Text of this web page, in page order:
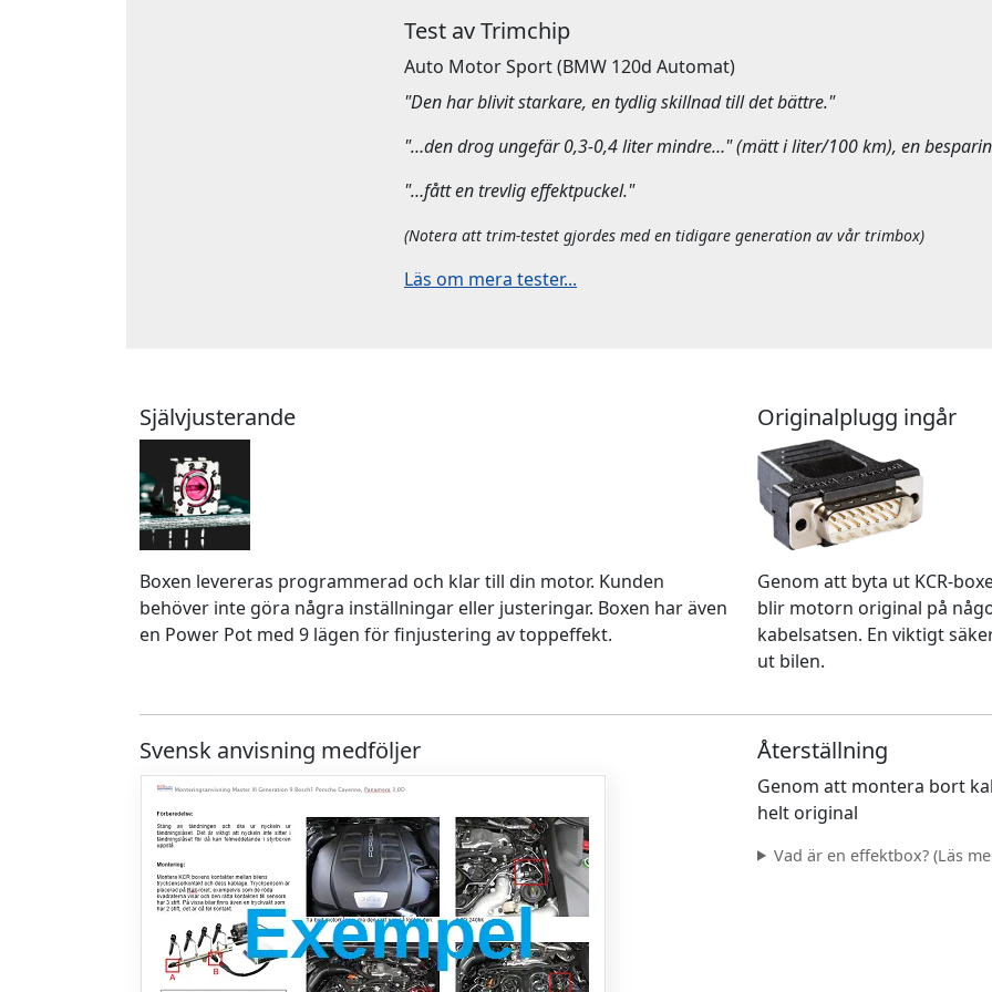
Test av Trimchip
Auto Motor Sport(BMW 120d Automat)
"Den har blivit starkare, en tydlig skillnad till det bättre."
"…den drog ungefär 0,3-0,4 liter mindre…" (mätt i liter/100 km), en
"…fått en trevlig effektpuckel."
(Notera att trim-testet gjordes med en tidigare generation av vår trimbox)
Läs om mera tester...
Självjusterande
Boxen levereras programmerad och klar till din motor. Kunden
behöver inte göra några inställningar eller justeringar. Boxen har även
en Power Pot med 9 lägen för finjustering av toppeffekt.
Originalplugg ingår
Genom att byta ut KCR-
blir motorn original på
kabelsatsen. En viktigt
ut bilen.
Svensk anvisning medföljer Återställning
Genom att montera bort
helt original
Vad är en effektbox? (Läs